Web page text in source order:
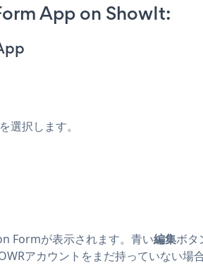
App on ShowIt:
選択します。
Formが表示されます。青い編集ボタ
アカウントをまだ持っていない